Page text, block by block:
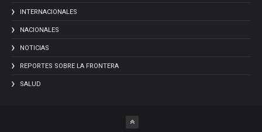
INTERNACIONALES
NACIONALES
NOTICIAS
REPORTES SOBRE LA FRONTERA
SALUD